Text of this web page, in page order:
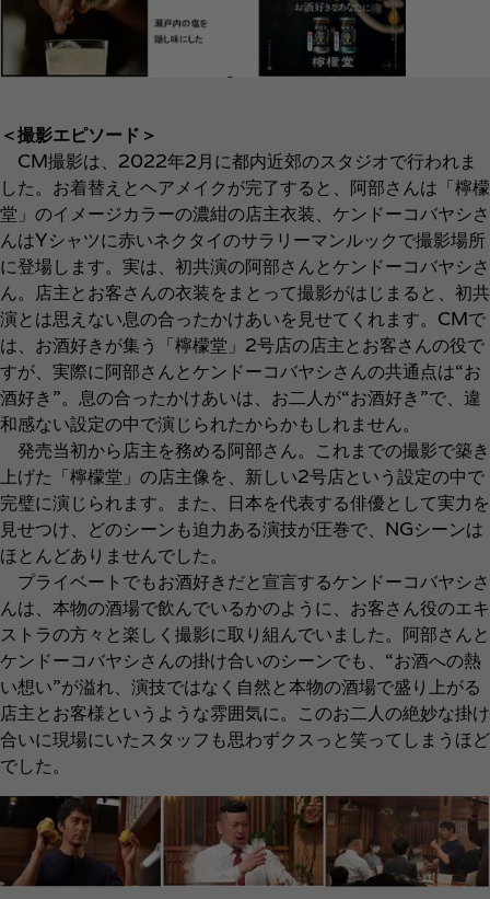
＜撮影エピソード＞
CM撮影は、2022年2月に都内近郊のスタジオで行われま
した。お着替えとヘアメイクが完了すると、阿部さんは「檸檬
堂」のイメージカラーの濃紺の店主衣装、ケンドーコバヤシさ
んはYシャツに赤いネクタイのサラリーマンルックで撮影場所
に登場します。実は、初共演の阿部さんとケンドーコバヤシさ
ん。店主とお客さんの衣装をまとって撮影がはじまると、初共
演とは思えない息の合ったかけあいを見せてくれます。CMで
は、お酒好きが集う「檸檬堂」2号店の店主とお客さんの役で
すが、実際に阿部さんとケンドーコバヤシさんの共通点は“お
酒好き”。息の合ったかけあいは、お二人が“お酒好き”で、違
和感ない設定の中で演じられたからかもしれません。
発売当初から店主を務める阿部さん。これまでの撮影で築き
上げた「檸檬堂」の店主像を、新しい2号店という設定の中で
完璧に演じられます。また、日本を代表する俳優として実力を
見せつけ、どのシーンも迫力ある演技が圧巻で、NGシーンは
ほとんどありませんでした。
プライベートでもお酒好きだと宣言するケンドーコバヤシさ
んは、本物の酒場で飲んでいるかのように、お客さん役のエキ
ストラの方々と楽しく撮影に取り組んでいました。阿部さんと
ケンドーコバヤシさんの掛け合いのシーンでも、“お酒への熱
い想い”が溢れ、演技ではなく自然と本物の酒場で盛り上がる
店主とお客様というような雰囲気に。このお二人の絶妙な掛け
合いに現場にいたスタッフも思わずクスっと笑ってしまうほど
でした。